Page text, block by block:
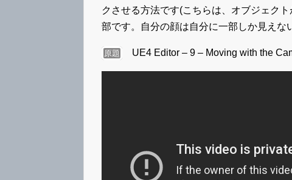
クさせる方法です(こちらは、オブジェク
部です。自分の顔は自分に一部しか見えな
原題 UE4 Editor – 9 – Moving with the